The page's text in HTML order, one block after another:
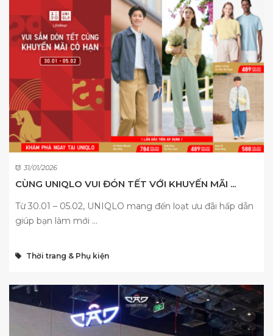
31/01/2026
CÙNG UNIQLO VUI ĐÓN TẾT VỚI KHUYẾN MÃI ...
Từ 30.01 – 05.02, UNIQLO mang đến loạt ưu đãi hấp dẫn
giúp bạn làm mới ...
Thời trang & Phụ kiện